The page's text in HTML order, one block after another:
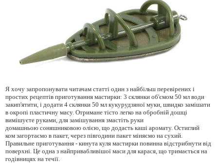
Я хочу запропонувати читачам статті один з найбільш перевірених і
простих рецептів приготування мастирки: 3 склянки об'ємом 50 мл води
закип'ятити, і додати 4 склянки 50 мл кукурудзяної муки, швидко замішати
в окропі пластичну масу. Отримане тісто легко на обробній дошці
вимішуєте руками, для замішування змастіть руки
домашньою соняшниковою олією, що додасть каші аромату. Остиглий
ком загортаємо в пакет, через півгодини пакет міняємо на сухий.
Правильне приготування - кинута куля мастирки повинна відстрибнути від
поверхні. Це одна з найпривабливішої маси для карася, що тримається на
годівницях на течії.